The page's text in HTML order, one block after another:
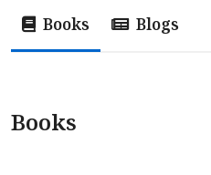
Books Blogs
Books